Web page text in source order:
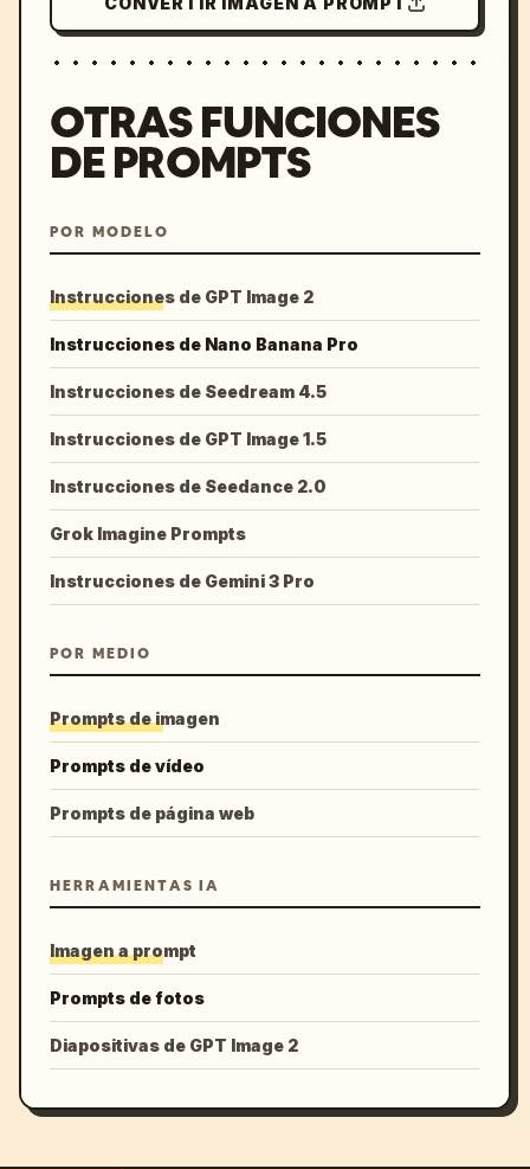
OTRAS FUNCIONES
DE PROMPTS
POR MODELO
Instrucciones de GPT Image 2
Instrucciones de Nano Banana Pro
Instrucciones de Seedream 4.5
Instrucciones de GPT Image 1.5
Instrucciones de Seedance 2.0
Grok Imagine Prompts
Instrucciones de Gemini 3 Pro
POR MEDIO
Prompts de imagen
Prompts de vídeo
Prompts de página web
HERRAMIENTAS IA
Imagen a prompt
Prompts de fotos
Diapositivas de GPT Image 2